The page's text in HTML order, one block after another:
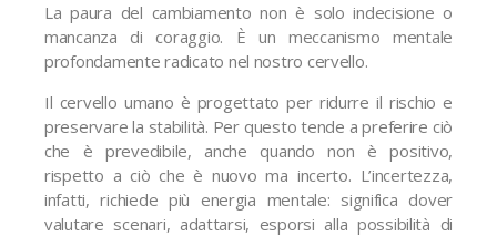
La paura del cambiamento non è solo indecisione o
mancanza di coraggio. È un meccanismo mentale
profondamente radicato nel nostro cervello.
Il cervello umano è progettato per ridurre il rischio e
preservare la stabilità. Per questo tende a preferire ciò
che è prevedibile, anche quando non è positivo,
rispetto a ciò che è nuovo ma incerto. L’incertezza,
infatti, richiede più energia mentale: significa dover
valutare scenari, adattarsi, esporsi alla possibilità di